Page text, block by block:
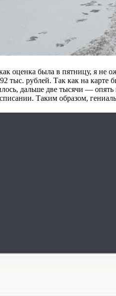
оценка была в пятницу, я не
тыс. рублей. Так как на
дальше две тысячи —
Таким образом,